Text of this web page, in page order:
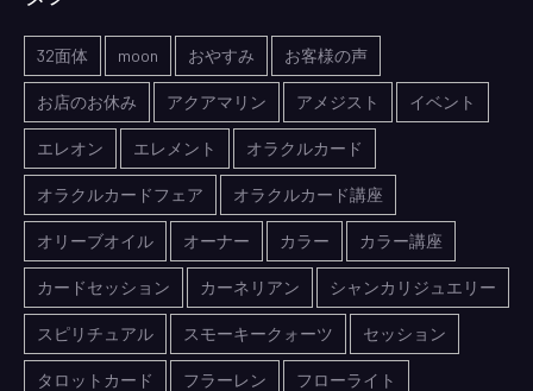
32面体 moon おやすみ お客様の声
お店のお休み アクアマリン アメジスト イベント
エレオン エレメント オラクルカード
オラクルカードフェア オラクルカード講座
オリーブオイル オーナー カラー カラー講座
カードセッション カーネリアン シャンカリジュエリー
スピリチュアル スモーキークォーツ セッション
タロットカード フラーレン フローライト